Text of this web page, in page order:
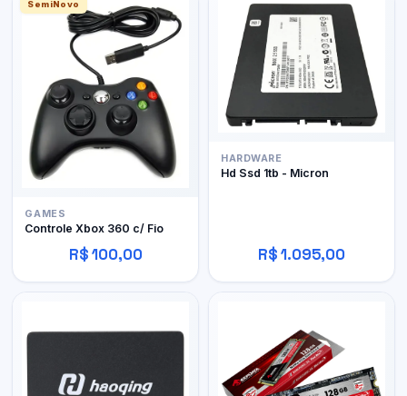
SemiNovo
GAMES
Controle Xbox 360 c/ Fio
R$ 100,00
HARDWARE
Hd Ssd 1tb - Micron
R$ 1.095,00